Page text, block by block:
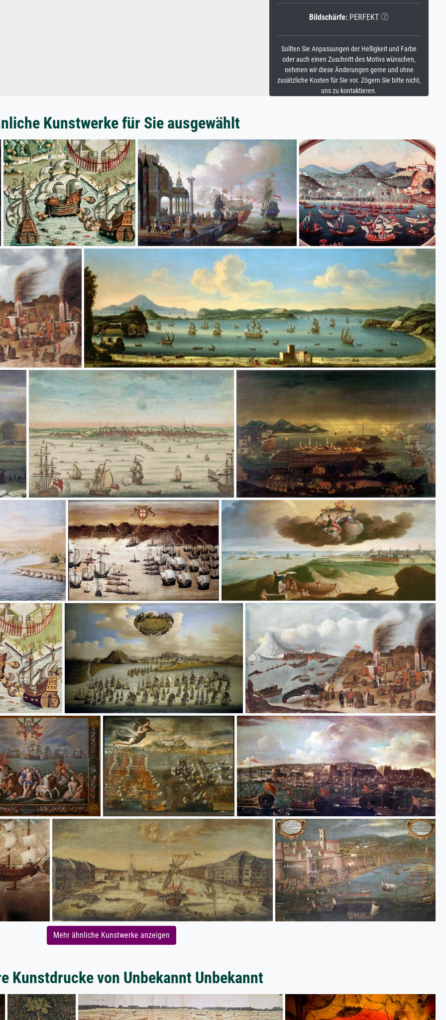
Bildschärfe: PERFEKT
Sollten Sie Anpassungen der Helligkeit und Farbe
oder auch einen Zuschnitt des Motivs wünschen,
nehmen wir diese Änderungen gerne und ohne
zusätzliche Kosten für Sie vor. Zögern Sie bitte nicht,
uns zu kontaktieren.
Kunstwerke für Sie ausgewählt
Mehr ähnliche Kunstwerke anzeigen
Kunstdrucke von Unbekannt Unbekannt